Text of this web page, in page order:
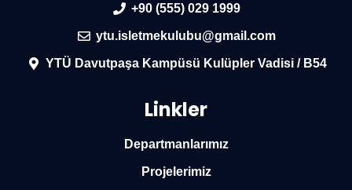
+90 (555) 029 1999
ytu.isletmekulubu@gmail.com
YTÜ Davutpaşa Kampüsü Kulüpler Vadisi / B54
Linkler
Departmanlarımız
Projelerimiz